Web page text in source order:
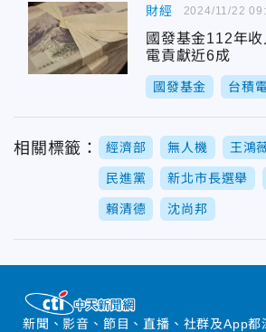
財經
國發基金112年
電貢獻近6成
國發基金 台積
2024/11/22
相關標籤： 經濟部 無人機 王鴻
民進黨 新北市長選舉
賴清德 沈尚邦
新聞、影音、節目、直播、社群及App